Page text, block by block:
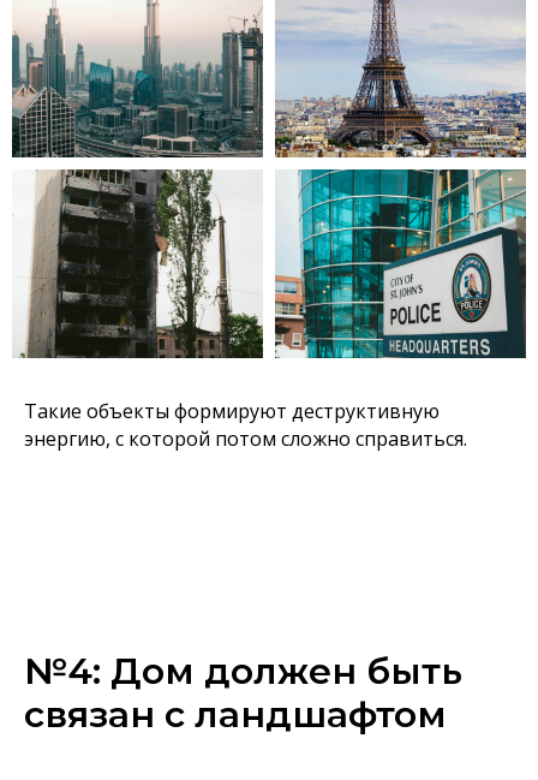
Такие объекты формируют деструктивную
энергию, с которой потом сложно справиться.
№4: Дом должен быть
связан с ландшафтом